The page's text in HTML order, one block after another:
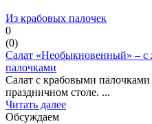
Из крабовых палочек
0
(0)
Салат «Необыкновенный» –
палочками
Салат с крабовыми
праздничном столе. ...
Читать далее
Обсуждаем